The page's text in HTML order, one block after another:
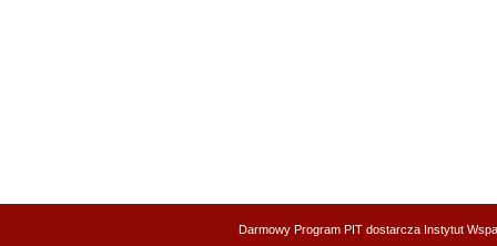
Darmowy Program PIT dostarcza Instytut